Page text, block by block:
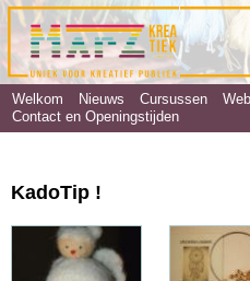
Welkom Nieuws Cursussen
Contact en Openingstijden
KadoTip !